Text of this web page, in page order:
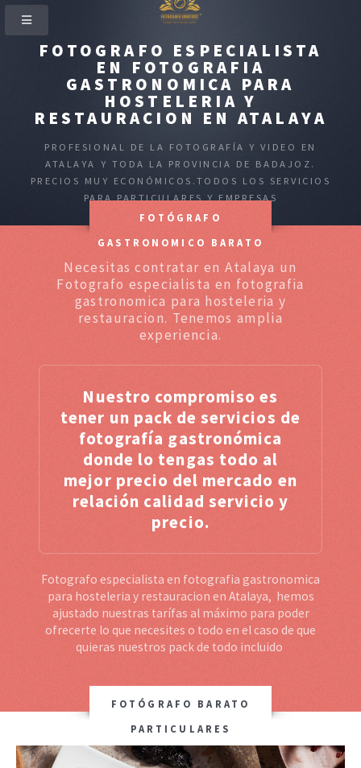
FOTOGRAFO ESPECIALISTA
EN FOTOGRAFIA
GASTRONOMICA PARA
HOSTELERIA Y
RESTAURACION EN ATALAYA
PROFESIONAL DE LA FOTOGRAFÍA Y VIDEO EN
ATALAYA Y TODA LA PROVINCIA DE BADAJOZ.
PRECIOS MUY ECONÓMICOS.TODOS LOS SERVICIOS
PARA PARTICULARES Y EMPRESAS
FOTÓGRAFO
GASTRONOMICO BARATO
Necesitas contratar en Atalaya un
Fotografo especialista en fotografia
gastronomica para hosteleria y
restauracion. Tenemos amplia
experiencia.
Nuestro compromiso es
tener un pack de servicios de
fotografía gastronómica
donde lo tengas todo al
mejor precio del mercado en
relación calidad servicio y
precio.
Fotografo especialista en fotografia gastronomica
para hosteleria y restauracion en Atalaya, hemos
ajustado nuestras tarífas al máximo para poder
ofrecerte lo que necesites o todo en el caso de que
quieras nuestros pack de todo incluido
FOTÓGRAFO BARATO
PARTICULARES